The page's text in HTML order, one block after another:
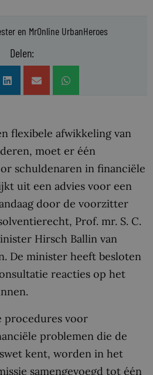
en MrOnline UrbanHeroes
Delen:
flexibele afwikkeling van
moet er één
schuldenaren in financiële
uit een advies voor een
door de voorzitter
Prof. mr. S. C.
Hirsch Ballin van
De minister heeft besloten
reacties op het
procedures voor
problemen die de
kent, worden in het
samengevoegd tot één